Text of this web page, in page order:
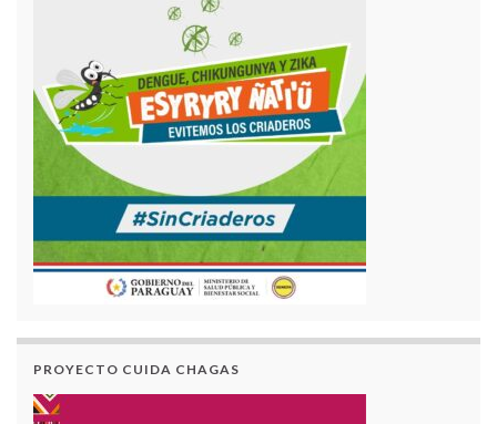
PROYECTO CUIDA CHAGAS